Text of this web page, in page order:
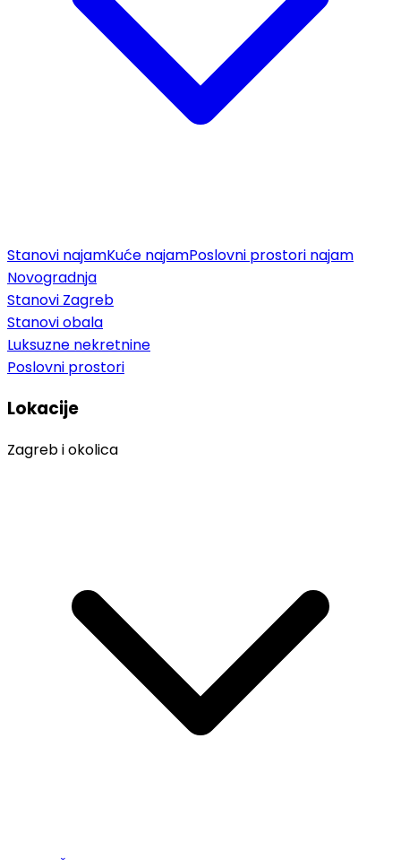
Stanovi najamKuće najamPoslovni prostori najam
Novogradnja
Stanovi Zagreb
Stanovi obala
Luksuzne nekretnine
Poslovni prostori
Lokacije
Zagreb i okolica